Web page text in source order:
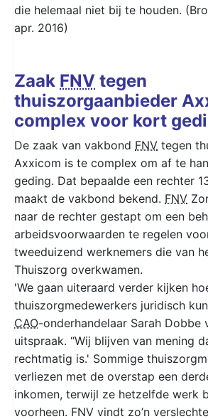
die helemaal niet bij te houden.
apr. 2016)
Zaak FNV tegen
thuiszorgaanbieder
complex voor kort
De zaak van vakbond FNV tegen
Axxicom is te complex om af te
geding. Dat bepaalde een rechter
maakt de vakbond bekend. FNV
naar de rechter gestapt om een
arbeidsvoorwaarden te regelen
tweeduizend werknemers die van
Thuiszorg overkwamen.
'We gaan uiteraard verder kijken
thuiszorgmedewerkers juridisch
CAO-onderhandelaar Sarah Dobbe
uitspraak. “Wij blijven van mening
rechtmatig is.' Sommige
verliezen met de overstap een
inkomen, terwijl ze hetzelfde werk
voorheen. FNV vindt zo’n